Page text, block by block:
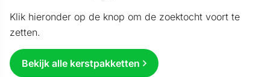
Klik hieronder op de knop om de zoektocht voort te
zetten.
Bekijk alle kerstpakketten